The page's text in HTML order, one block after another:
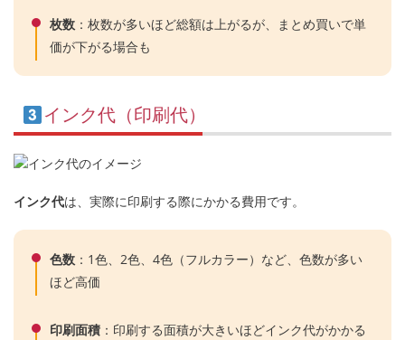
枚数 ：枚数が多いほど総額は上がるが、まとめ買いで単
価が下がる場合も
インク代（印刷代）
インク代は、実際に印刷する際にかかる費用です。
色数 ：1色、2色、4色（フルカラー）など、色数が多い
ほど高価
印刷面積 ：印刷する面積が大きいほどインク代がかかる